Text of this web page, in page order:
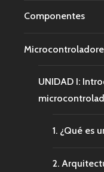
Componentes
UNIDAD I:
1. ¿Qué es
2.